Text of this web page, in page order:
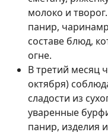
молоко и
панир,
составе блюд,
огне.
В третий месяц
октября)
сладости из
уваренные
панир, изделия